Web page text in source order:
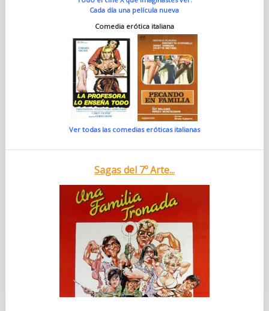
Cada día una película nueva
Comedia erótica italiana
Ver todas las comedias eróticas italianas
Sagas del 7º Arte...